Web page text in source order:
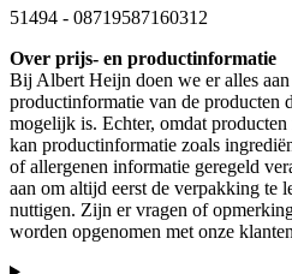
51494 - 08719587160312
Over prijs- en productinformatie
Bij Albert Heijn doen we er alles
productinformatie van de producten
mogelijk is. Echter, omdat
kan productinformatie zoals
of allergenen informatie geregeld
aan om altijd eerst de verpakking te
nuttigen. Zijn er vragen of
worden opgenomen met onze